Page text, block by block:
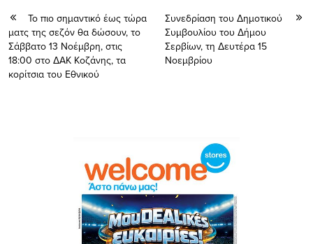
Το πιο σημαντικό έως τώρα
ματς της σεζόν θα δώσουν, το
Σάββατο 13 Νοέμβρη, στις
18:00 στο ΔΑΚ Κοζάνης, τα
κορίτσια του Εθνικού
Συνεδρίαση του Δημοτικού
Συμβουλίου του Δήμου
Σερβίων, τη Δευτέρα 15
Νοεμβρίου